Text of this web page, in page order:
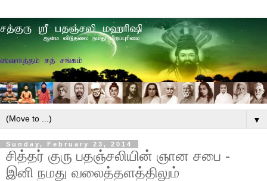
▼
Sunday, February 23, 2014
சித்தர் குரு பதஞ்சலியின் ஞான சபை -
இனி நமது வலைத்தளத்திலும்